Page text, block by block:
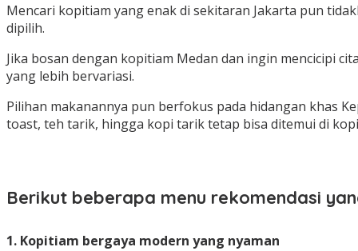
Mencari kopitiam yang enak di sekitaran Jakarta pun
dipilih.
Jika bosan dengan kopitiam Medan dan ingin mencicipi
yang lebih bervariasi.
Pilihan makanannya pun berfokus pada hidangan khas
toast, teh tarik, hingga kopi tarik tetap bisa ditemui di
Berikut beberapa menu rekomendasi
1. Kopitiam bergaya modern yang nyaman